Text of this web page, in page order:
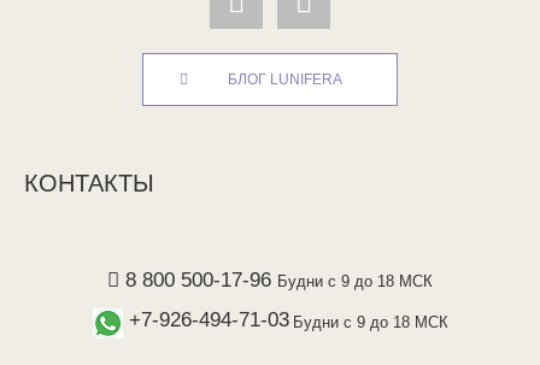
БЛОГ LUNIFERA
КОНТАКТЫ
8 800 500-17-96 Будни с 9 до 18 МСК
+7-926-494-71-03 Будни с 9 до 18 МСК